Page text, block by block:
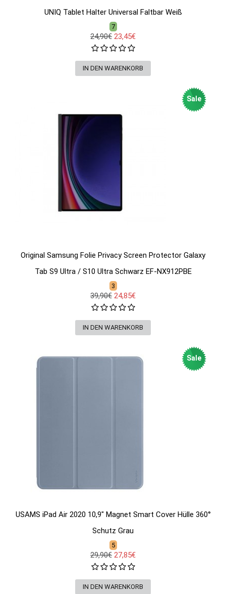
UNIQ Tablet Halter Universal Faltbar Weiß
7
24,90€ 23,45€
Sale
Original Samsung Folie Privacy Screen Protector Galaxy
Tab S9 Ultra / S10 Ultra Schwarz EF-NX912PBE
3
39,90€ 24,85€
Sale
USAMS iPad Air 2020 10,9" Magnet Smart Cover Hülle 360°
Schutz Grau
5
29,90€ 27,85€